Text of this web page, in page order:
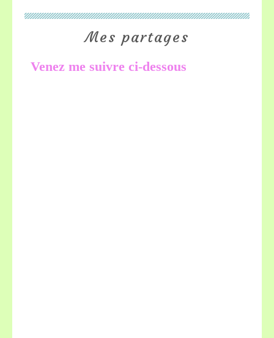
Mes partages
Venez me suivre ci-dessous